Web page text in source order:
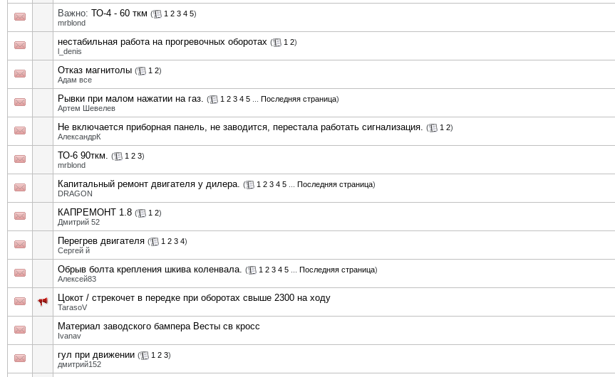
Важно: ТО-4 - 60 ткм ( 1 2 3 4 5)
mrblond
нестабильная работа на прогревочных оборотах ( 1 2)
l_denis
Отказ магнитолы ( 1 2)
Адам все
Рывки при малом нажатии на газ. ( 1 2 3 4 5 Последняя страница)
Артем Шевелев
Не включается приборная панель, не заводится, перестала работать сигнализация. ( 1 2)
АлександрК
ТО-6 90ткм. ( 1 2 3)
mrblond
Капитальный ремонт двигателя у дилера. ( 1 2 3 4 5 Последняя страница)
DRAGON
КАПРЕМОНТ 1.8 ( 1 2)
Дмитрий 52
Перегрев двигателя ( 1 2 3 4)
Сергей й
Обрыв болта крепления шкива коленвала. ( 1 2 3 4 5 Последняя страница)
Алексей83
Цокот / стрекочет в передке при оборотах свыше 2300 на ходу
TarasoV
Материал заводского бампера Весты св кросс
Ivanav
гул при движении ( 1 2 3)
дмитрий152